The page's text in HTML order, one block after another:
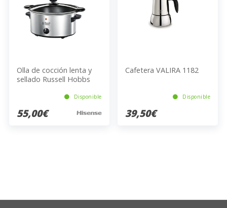
Olla de cocción lenta y
sellado Russell Hobbs
Disponible
55,00€
Cafetera VALIRA 1182
Disponible
39,50€